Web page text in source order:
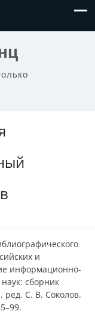
и
информационно-
сборник
ред. С. В. Соколов.